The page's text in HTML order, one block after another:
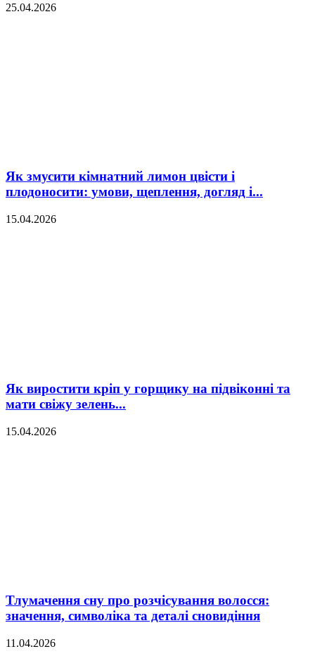
25.04.2026
Як змусити кімнатний лимон цвісти і
плодоносити: умови, щеплення, догляд і...
15.04.2026
Як виростити кріп у горщику на підвіконні та
мати свіжу зелень...
15.04.2026
Тлумачення сну про розчісування волосся:
значення, символіка та деталі сновидіння
11.04.2026